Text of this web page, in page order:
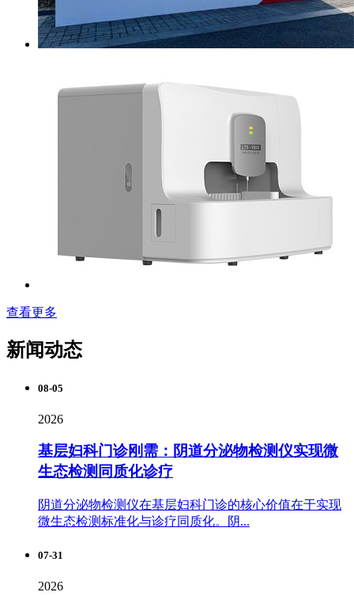
查看更多
新闻动态
08-05
2026
基层妇科门诊刚需：阴道分泌物检测仪实现微
生态检测同质化诊疗
阴道分泌物检测仪在基层妇科门诊的核心价值在于实现
微生态检测标准化与诊疗同质化。阴...
07-31
2026